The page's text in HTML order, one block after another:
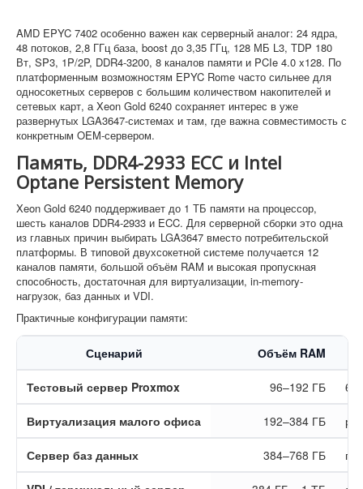
AMD EPYC 7402 особенно важен как серверный аналог: 24 ядра,
48 потоков, 2,8 ГГц база, boost до 3,35 ГГц, 128 МБ L3, TDP 180
Вт, SP3, 1P/2P, DDR4-3200, 8 каналов памяти и PCIe 4.0 x128. По
платформенным возможностям EPYC Rome часто сильнее для
односокетных серверов с большим количеством накопителей и
сетевых карт, а Xeon Gold 6240 сохраняет интерес в уже
развернутых LGA3647-системах и там, где важна совместимость с
конкретным OEM-сервером.
Память, DDR4-2933 ECC и Intel
Optane Persistent Memory
Xeon Gold 6240 поддерживает до 1 ТБ памяти на процессор,
шесть каналов DDR4-2933 и ECC. Для серверной сборки это одна
из главных причин выбирать LGA3647 вместо потребительской
платформы. В типовой двухсокетной системе получается 12
каналов памяти, большой объём RAM и высокая пропускная
способность, достаточная для виртуализации, in-memory-
нагрузок, баз данных и VDI.
Практичные конфигурации памяти:
Сценарий Объём RAM
Тестовый сервер Proxmox 96–192 ГБ 6
Виртуализация малого офиса 192–384 ГБ
Сервер баз данных 384–768 ГБ